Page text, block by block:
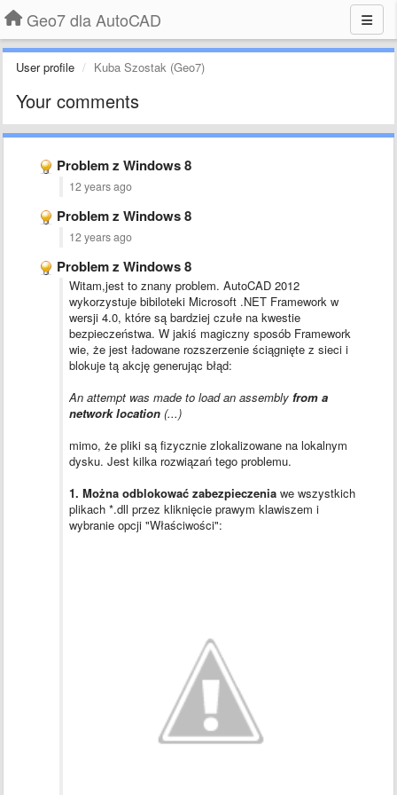
Geo7 dla AutoCAD
User profile Kuba Szostak (Geo7)
Your comments
Problem z Windows 8
12 years ago
Problem z Windows 8
12 years ago
Problem z Windows 8
Witam,jest to znany problem. AutoCAD 2012
wykorzystuje bibiloteki Microsoft .NET Framework w
wersji 4.0, które są bardziej czułe na kwestie
bezpieczeństwa. W jakiś magiczny sposób Framework
wie, że jest ładowane rozszerzenie ściągnięte z sieci i
blokuje tą akcję generując błąd:
An attempt was made to load an assembly from a
network location (...)
mimo, że pliki są fizycznie zlokalizowane na lokalnym
dysku. Jest kilka rozwiązań tego problemu.
1. Można odblokować zabezpieczenia we wszystkich
plikach *.dll przez kliknięcie prawym klawiszem i
wybranie opcji "Właściwości":